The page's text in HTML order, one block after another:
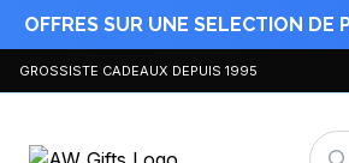
OFFRES SUR UNE SELECTION DE
GROSSISTE CADEAUX DEPUIS 1995